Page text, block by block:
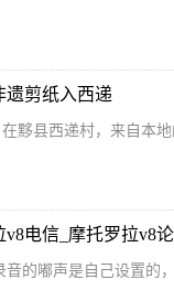
遗剪纸入西递
黟县西递村，来自本地
电信_摩托罗拉v8
音的嘟声是自己设置的